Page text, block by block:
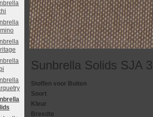
Sunbrella Solids SJA
Stoffen voor Buiten
Soort
Kleur
Breedte